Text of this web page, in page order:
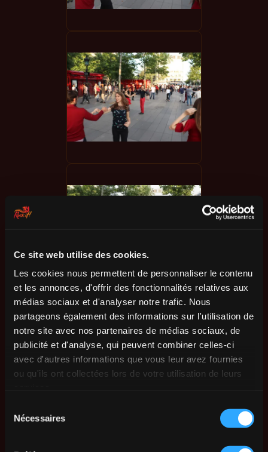
Ce site web utilise des cookies.
Les cookies nous permettent de personnaliser le contenu
et les annonces, d'offrir des fonctionnalités relatives aux
médias sociaux et d'analyser notre trafic. Nous
partageons également des informations sur l'utilisation de
notre site avec nos partenaires de médias sociaux, de
publicité et d'analyse, qui peuvent combiner celles-ci
avec d'autres informations que vous leur avez fournies
ou qu'ils ont collectées lors de votre utilisation de leurs
Nécessaires